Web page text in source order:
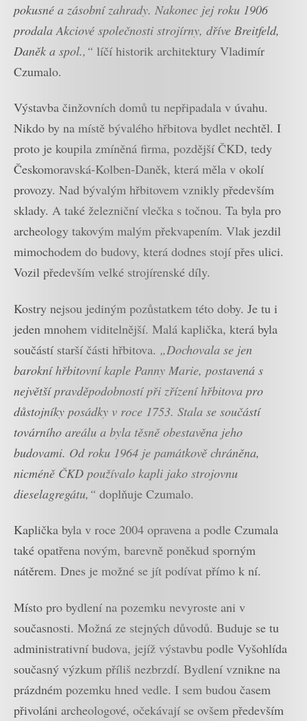
pokusné a zásobní zahrady. Nakonec jej roku 1906
prodala Akciové společnosti strojírny, dříve Breitfeld,
Daněk a spol.,“ líčí historik architektury Vladimír
Czumalo.
Výstavba činžovních domů tu nepřipadala v úvahu.
Nikdo by na místě bývalého hřbitova bydlet nechtěl. I
proto je koupila zmíněná firma, pozdější ČKD, tedy
Českomoravská-Kolben-Daněk, která měla v okolí
provozy. Nad bývalým hřbitovem vznikly především
sklady. A také železniční vlečka s točnou. Ta byla pro
archeology takovým malým překvapením. Vlak jezdil
mimochodem do budovy, která dodnes stojí přes ulici.
Vozil především velké strojírenské díly.
Kostry nejsou jediným pozůstatkem této doby. Je tu i
jeden mnohem viditelnější. Malá kaplička, která byla
součástí starší části hřbitova. „Dochovala se jen
barokní hřbitovní kaple Panny Marie, postavená s
největší pravděpodobností při zřízení hřbitova pro
důstojníky posádky v roce 1753. Stala se součástí
továrního areálu a byla těsně obestavěna jeho
budovami. Od roku 1964 je památkově chráněna,
nicméně ČKD používalo kapli jako strojovnu
dieselagregátu,“ doplňuje Czumalo.
Kaplička byla v roce 2004 opravena a podle Czumala
také opatřena novým, barevně poněkud sporným
nátěrem. Dnes je možné se jít podívat přímo k ní.
Místo pro bydlení na pozemku nevyroste ani v
současnosti. Možná ze stejných důvodů. Buduje se tu
administrativní budova, jejíž výstavbu podle Vyšohlída
současný výzkum příliš nezbrzdí. Bydlení vznikne na
prázdném pozemku hned vedle. I sem budou časem
přivoláni archeologové, očekávají se ovšem především